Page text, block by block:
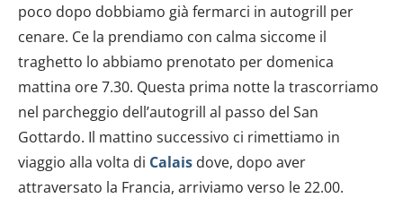
poco dopo dobbiamo già fermarci in autogrill per
cenare. Ce la prendiamo con calma siccome il
traghetto lo abbiamo prenotato per domenica
mattina ore 7.30. Questa prima notte la trascorriamo
nel parcheggio dell’autogrill al passo del San
Gottardo. Il mattino successivo ci rimettiamo in
viaggio alla volta di Calais dove, dopo aver
attraversato la Francia, arriviamo verso le 22.00.